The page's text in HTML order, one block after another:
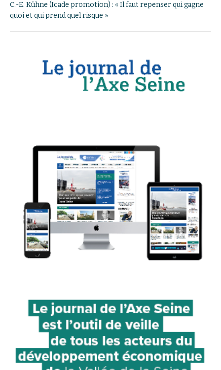
C.-E. Kühne (Icade promotion) : « Il faut repenser qui gagne
quoi et qui prend quel risque »